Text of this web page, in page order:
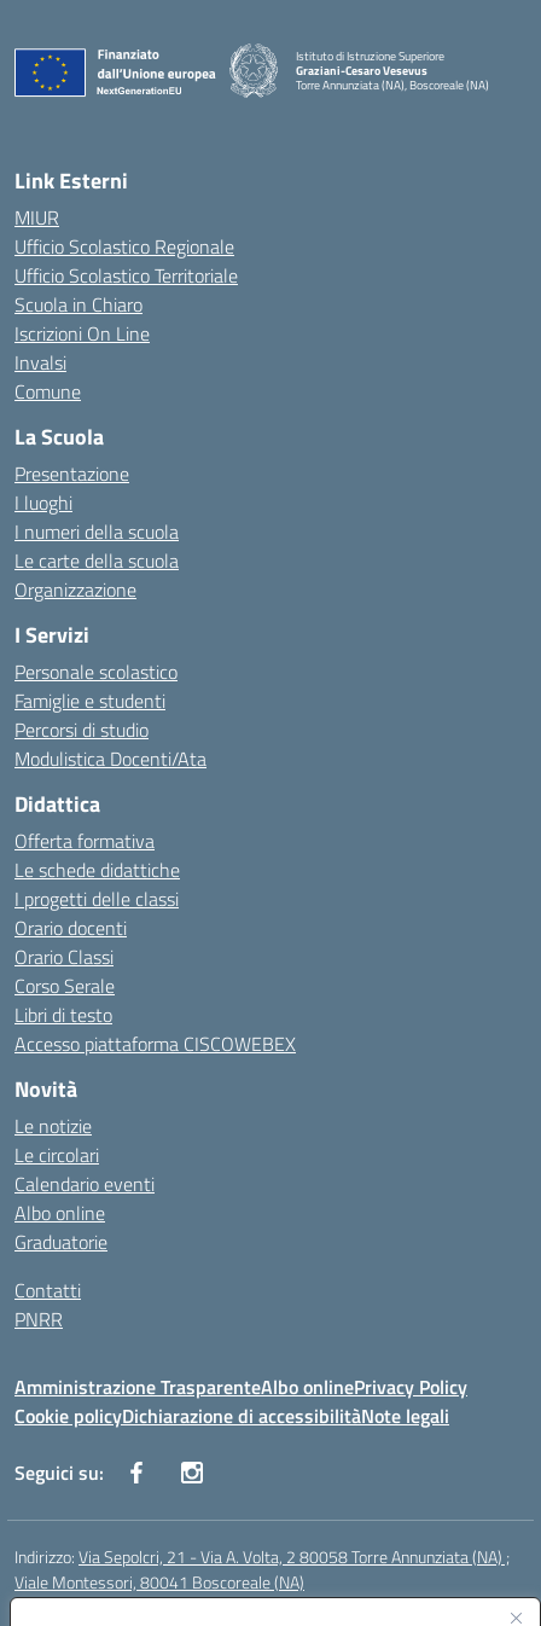
Istituto di Istruzione Superiore
Graziani-Cesaro Vesevus
Torre Annunziata (NA), Boscoreale (NA)
Link Esterni
MIUR
Ufficio Scolastico Regionale
Ufficio Scolastico Territoriale
Scuola in Chiaro
Iscrizioni On Line
Invalsi
Comune
La Scuola
Presentazione
I luoghi
I numeri della scuola
Le carte della scuola
Organizzazione
I Servizi
Personale scolastico
Famiglie e studenti
Percorsi di studio
Modulistica Docenti/Ata
Didattica
Offerta formativa
Le schede didattiche
I progetti delle classi
Orario docenti
Orario Classi
Corso Serale
Libri di testo
Accesso piattaforma CISCOWEBEX
Novità
Le notizie
Le circolari
Calendario eventi
Albo online
Graduatorie
Contatti
PNRR
Amministrazione TrasparenteAlbo onlinePrivacy Policy
Cookie policyDichiarazione di accessibilitàNote legali
Seguici su:
Indirizzo:Via Sepolcri, 21 - Via A. Volta, 2 80058 Torre Annunziata (NA) ;
Viale Montessori, 80041 Boscoreale (NA)
Centralino: